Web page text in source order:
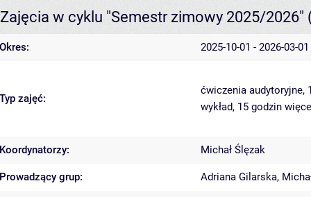
Zajęcia w cyklu "Semestr zimowy 2025/2026"
Okres: 2025-10-01 - 2026-03-01
Typ zajęć:
ćwiczenia audytoryjne,
wykład, 15 godzin
Koordynatorzy: Michał Ślęzak
Prowadzący grup: Adriana Gilarska,